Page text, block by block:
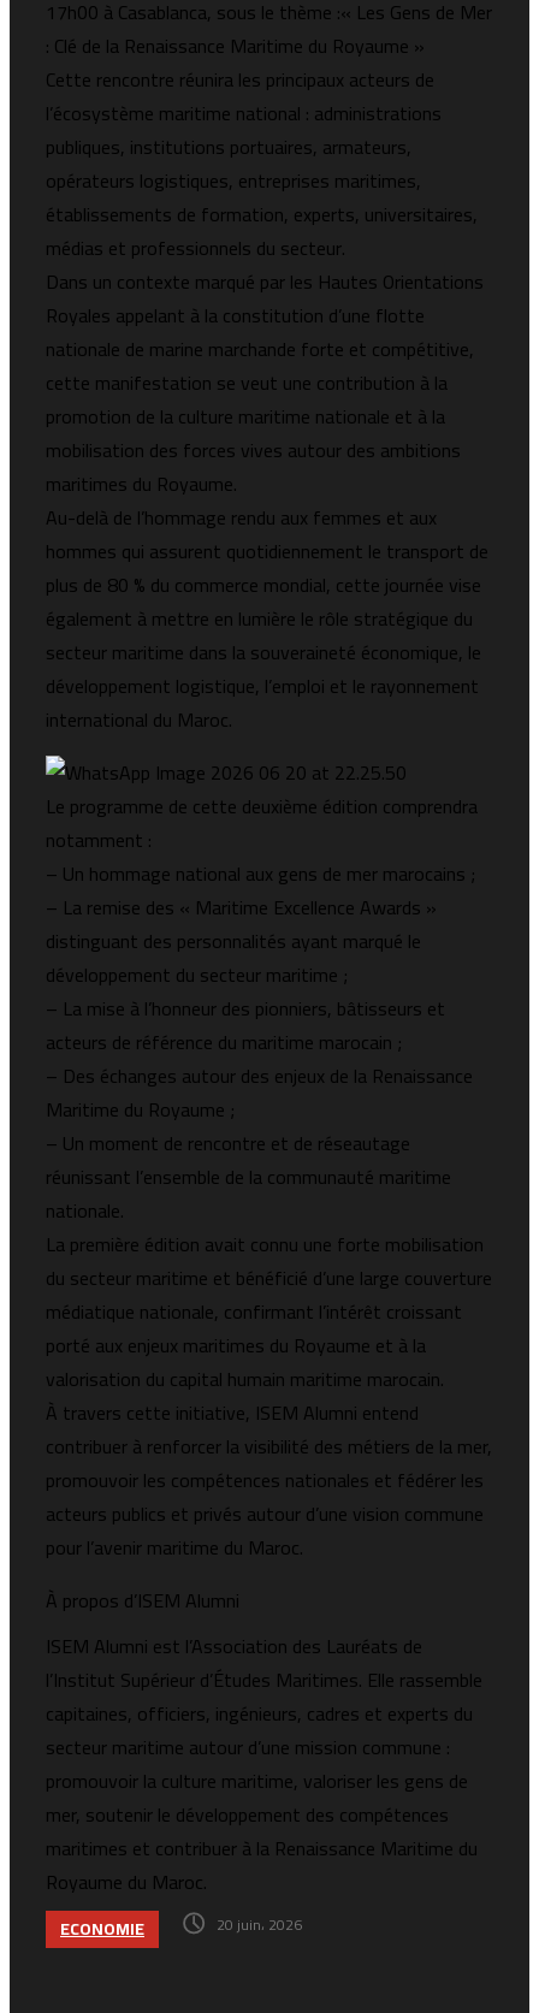
17h00 à Casablanca, sous le thème :« Les Gens de Mer
: Clé de la Renaissance Maritime du Royaume »
Cette rencontre réunira les principaux acteurs de
l’écosystème maritime national : administrations
publiques, institutions portuaires, armateurs,
opérateurs logistiques, entreprises maritimes,
établissements de formation, experts, universitaires,
médias et professionnels du secteur.
Dans un contexte marqué par les Hautes Orientations
Royales appelant à la constitution d’une flotte
nationale de marine marchande forte et compétitive,
cette manifestation se veut une contribution à la
promotion de la culture maritime nationale et à la
mobilisation des forces vives autour des ambitions
maritimes du Royaume.
Au-delà de l’hommage rendu aux femmes et aux
hommes qui assurent quotidiennement le transport de
plus de 80 % du commerce mondial, cette journée vise
également à mettre en lumière le rôle stratégique du
secteur maritime dans la souveraineté économique, le
développement logistique, l’emploi et le rayonnement
international du Maroc.
Le programme de cette deuxième édition comprendra
notamment :
– Un hommage national aux gens de mer marocains ;
– La remise des « Maritime Excellence Awards »
distinguant des personnalités ayant marqué le
développement du secteur maritime ;
– La mise à l’honneur des pionniers, bâtisseurs et
acteurs de référence du maritime marocain ;
– Des échanges autour des enjeux de la Renaissance
Maritime du Royaume ;
– Un moment de rencontre et de réseautage
réunissant l’ensemble de la communauté maritime
nationale.
La première édition avait connu une forte mobilisation
du secteur maritime et bénéficié d’une large couverture
médiatique nationale, confirmant l’intérêt croissant
porté aux enjeux maritimes du Royaume et à la
valorisation du capital humain maritime marocain.
À travers cette initiative, ISEM Alumni entend
contribuer à renforcer la visibilité des métiers de la mer,
promouvoir les compétences nationales et fédérer les
acteurs publics et privés autour d’une vision commune
pour l’avenir maritime du Maroc.
À propos d’ISEM Alumni
ISEM Alumni est l’Association des Lauréats de
l’Institut Supérieur d’Études Maritimes. Elle rassemble
capitaines, officiers, ingénieurs, cadres et experts du
secteur maritime autour d’une mission commune :
promouvoir la culture maritime, valoriser les gens de
mer, soutenir le développement des compétences
maritimes et contribuer à la Renaissance Maritime du
Royaume du Maroc.
ECONOMIE 20 juin، 2026